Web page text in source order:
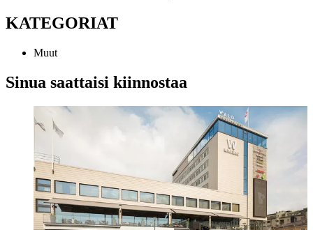
KATEGORIAT
Muut
Sinua saattaisi kiinnostaa